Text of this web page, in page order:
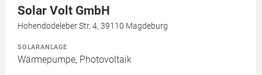
Solar Volt GmbH
Hohendodeleber Str. 4, 39110 Magdeburg
SOLARANLAGE
Wärmepumpe, Photovoltaik